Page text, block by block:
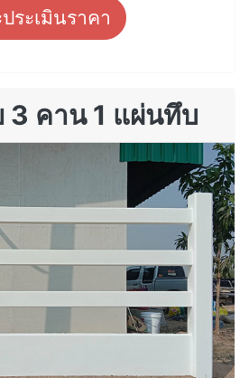
ระเมินราคา
3 คาน 1 แผ่นทึบ